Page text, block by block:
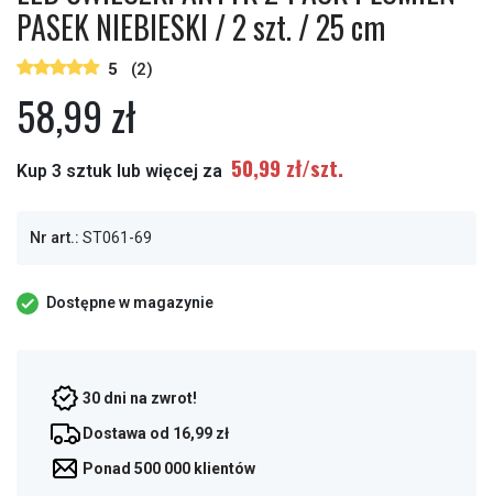
PASEK NIEBIESKI / 2 szt. / 25 cm
5 (2)
58,99 zł
Kup 3 sztuk lub więcej za 50,99 zł/szt.
Nr art.: ST061-69
Dostępne w magazynie
30 dni na zwrot!
Dostawa od 16,99 zł
Ponad 500 000 klientów